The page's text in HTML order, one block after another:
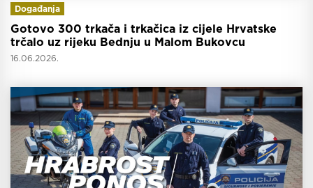
Događanja
Gotovo 300 trkača i trkačica iz cijele Hrvatske
trčalo uz rijeku Bednju u Malom Bukovcu
16.06.2026.